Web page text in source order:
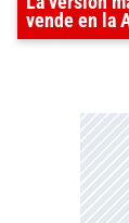
vende en la